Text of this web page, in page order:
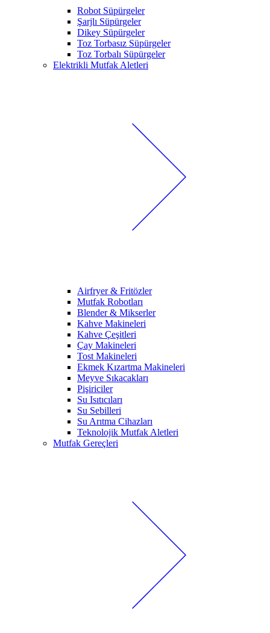
Robot Süpürgeler
Şarjlı Süpürgeler
Dikey Süpürgeler
Toz Torbasız Süpürgeler
Toz Torbalı Süpürgeler
Elektrikli Mutfak Aletleri
Airfryer & Fritözler
Mutfak Robotları
Blender & Mikserler
Kahve Makineleri
Kahve Çeşitleri
Çay Makineleri
Tost Makineleri
Ekmek Kızartma Makineleri
Meyve Sıkacakları
Pişiriciler
Su Isıtıcıları
Su Sebilleri
Su Arıtma Cihazları
Teknolojik Mutfak Aletleri
Mutfak Gereçleri